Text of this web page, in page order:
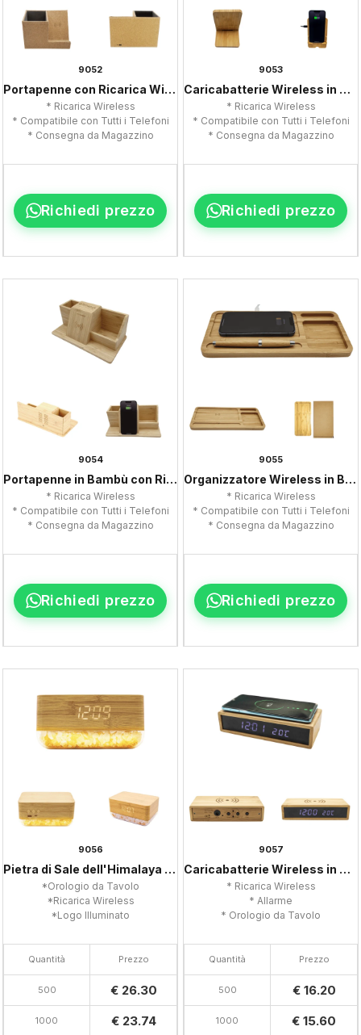
9052
Portapenne con Ricarica Wireless
* Ricarica Wireless
* Compatibile con Tutti i Telefoni
* Consegna da Magazzino
Richiedi prezzo
9053
Caricabatterie Wireless in Bambù
* Ricarica Wireless
* Compatibile con Tutti i Telefoni
* Consegna da Magazzino
Richiedi prezzo
9054
Portapenne in Bambù con Ricarica Wireless
* Ricarica Wireless
* Compatibile con Tutti i Telefoni
* Consegna da Magazzino
Richiedi prezzo
9055
Organizzatore Wireless in Bambù
* Ricarica Wireless
* Compatibile con Tutti i Telefoni
* Consegna da Magazzino
Richiedi prezzo
9056
Pietra di Sale dell'Himalaya in Bambù
*Orologio da Tavolo
*Ricarica Wireless
*Logo Illuminato
Quantità Prezzo
500 € 26.30
1000 € 23.74
9057
Caricabatterie Wireless in Bambù
* Ricarica Wireless
* Allarme
* Orologio da Tavolo
Quantità Prezzo
500 € 16.20
1000 € 15.60